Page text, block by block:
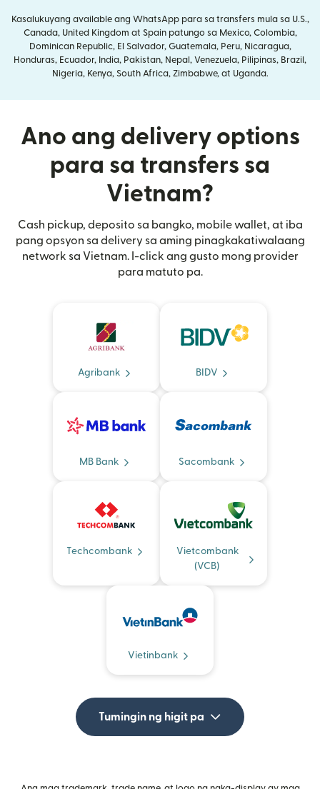
Kasalukuyang available ang WhatsApp para sa transfers mula sa U.S.,
Canada, United Kingdom at Spain patungo sa Mexico, Colombia,
Dominican Republic, El Salvador, Guatemala, Peru, Nicaragua,
Honduras, Ecuador, India, Pakistan, Nepal, Venezuela, Pilipinas, Brazil,
Nigeria, Kenya, South Africa, Zimbabwe, at Uganda.
Ano ang delivery options
para sa transfers sa
Vietnam?
Cash pickup, deposito sa bangko, mobile wallet, at iba
pang opsyon sa delivery sa aming pinagkakatiwalaang
network sa Vietnam. I-click ang gusto mong provider
para matuto pa.
Agribank BIDV
MB Bank Sacombank
Techcombank
Vietcombank
(VCB)
Vietinbank
Tumingin ng higit pa